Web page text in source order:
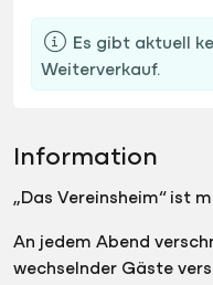
Es gibt aktuell
Weiterverkauf.
Information
„Das Vereinsheim“ ist
An jedem Abend
wechselnder Gäste